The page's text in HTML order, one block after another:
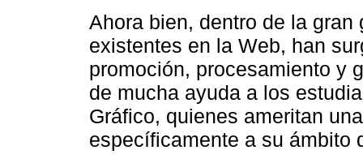
Ahora bien, dentro de la
existentes en la Web, han
promoción, procesamiento y
de mucha ayuda a los
Gráfico, quienes ameritan
específicamente a su ámbito